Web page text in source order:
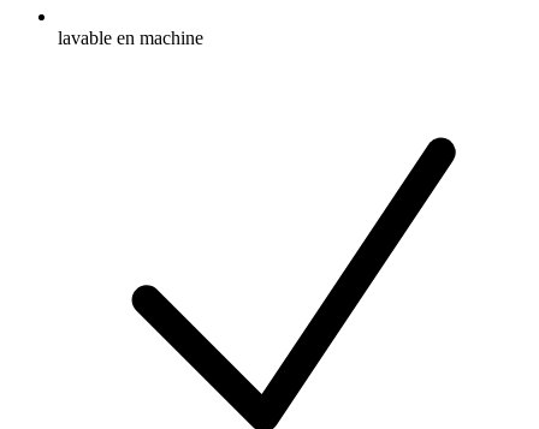
lavable en machine